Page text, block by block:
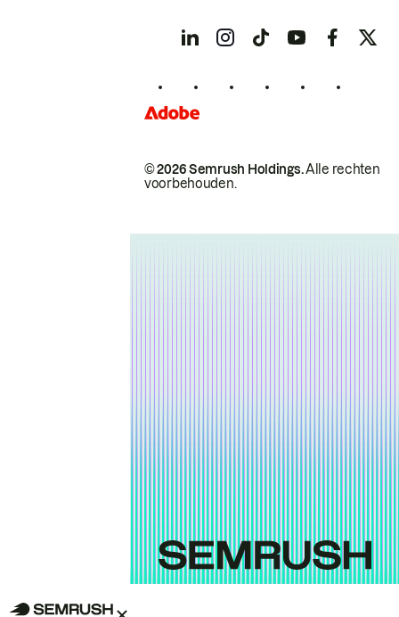
© 2026 Semrush Holdings.Alle rechten
voorbehouden.